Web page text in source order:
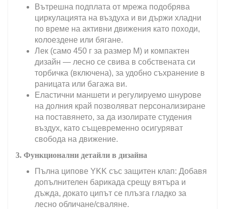
Вътрешна подплата от мрежа подобрява
циркулацията на въздуха и ви държи хладни
по време на активни движения като походи,
колоездене или бягане.
Лек (само 450 г за размер М) и компактен
дизайн — лесно се свива в собствената си
торбичка (включена), за удобно съхранение в
раницата или багажа ви.
Еластични маншети и регулируемо шнурове
на долния край позволяват персонализиране
на поставянето, за да изолирате студения
въздух, като същевременно осигуряват
свобода на движение.
3. Функционални детайли в дизайна
Пълна ципове YKK със защитен клап: Добавя
допълнителен барикада срещу вятъра и
дъжда, докато ципът се плъзга гладко за
лесно обличане/сваляне.